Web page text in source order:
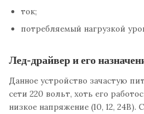
ток;
потребляемый нагрузкой
Лед-драйвер и его
Данное устройство зачастую
сети 220 вольт, хоть его
низкое напряжение (10, 12, 24В).